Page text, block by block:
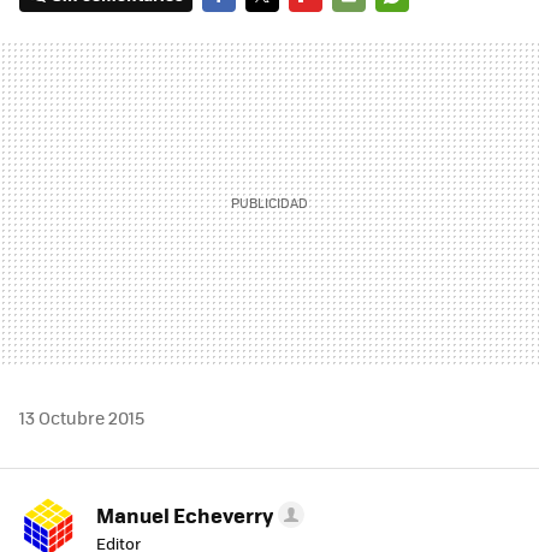
MAIL
13 Octubre 2015
Manuel Echeverry
Editor